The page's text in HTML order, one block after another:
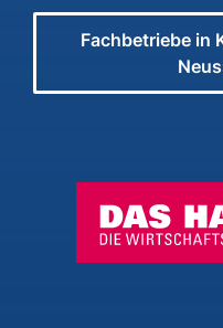
Fachbetriebe in